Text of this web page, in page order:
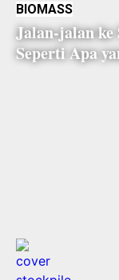
BIOMASS
Jalan-jalan ke
Seperti Apa